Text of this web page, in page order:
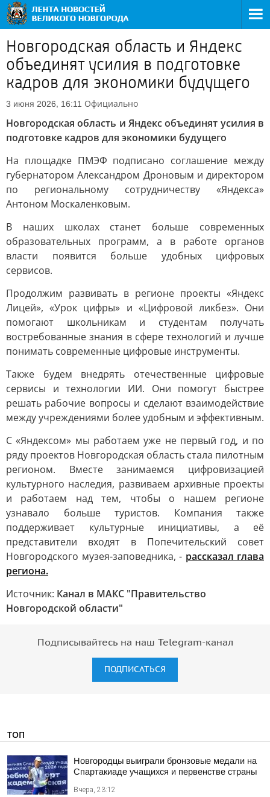
Новгородская область и Яндекс
объединят усилия в подготовке
кадров для экономики будущего
3 июня 2026, 16:11 Официально
Новгородская область и Яндекс объединят усилия в
подготовке кадров для экономики будущего
На площадке ПМЭФ подписано соглашение между
губернатором Александром Дроновым и директором
по региональному сотрудничеству «Яндекса»
Антоном Москаленковым.
В наших школах станет больше современных
образовательных программ, а в работе органов
власти появится больше удобных цифровых
сервисов.
Продолжим развивать в регионе проекты «Яндекс
Лицей», «Урок цифры» и «Цифровой ликбез». Они
помогают школьникам и студентам получать
востребованные знания в сфере технологий и лучше
понимать современные цифровые инструменты.
Также будем внедрять отечественные цифровые
сервисы и технологии ИИ. Они помогут быстрее
решать рабочие вопросы и сделают взаимодействие
между учреждениями более удобным и эффективным.
С «Яндексом» мы работаем уже не первый год, и по
ряду проектов Новгородская область стала пилотным
регионом. Вместе занимаемся цифровизацией
культурного наследия, развиваем архивные проекты
и работаем над тем, чтобы о нашем регионе
узнавало больше туристов. Компания также
поддерживает культурные инициативы, а её
представители входят в Попечительский совет
Новгородского музея-заповедника, - рассказал глава
региона.
Источник: Канал в МАКС "Правительство
Новгородской области"
Подписывайтесь на наш Telegram-канал
ПОДПИСАТЬСЯ
ТОП
Новгородцы выиграли бронзовые медали на
Спартакиаде учащихся и первенстве страны
Вчера, 23:12